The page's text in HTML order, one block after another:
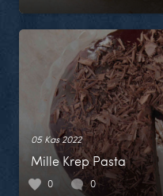
05 Kas 2022
Mille Krep Pasta
0 0